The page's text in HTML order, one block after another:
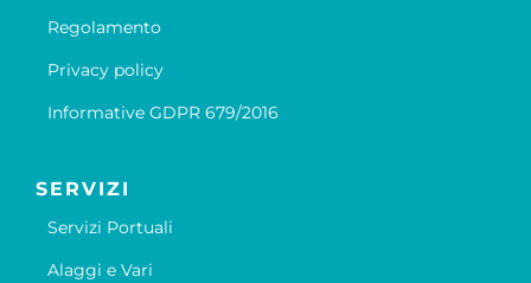
Regolamento
Privacy policy
Informative GDPR 679/2016
SERVIZI
Servizi Portuali
Alaggi e Vari